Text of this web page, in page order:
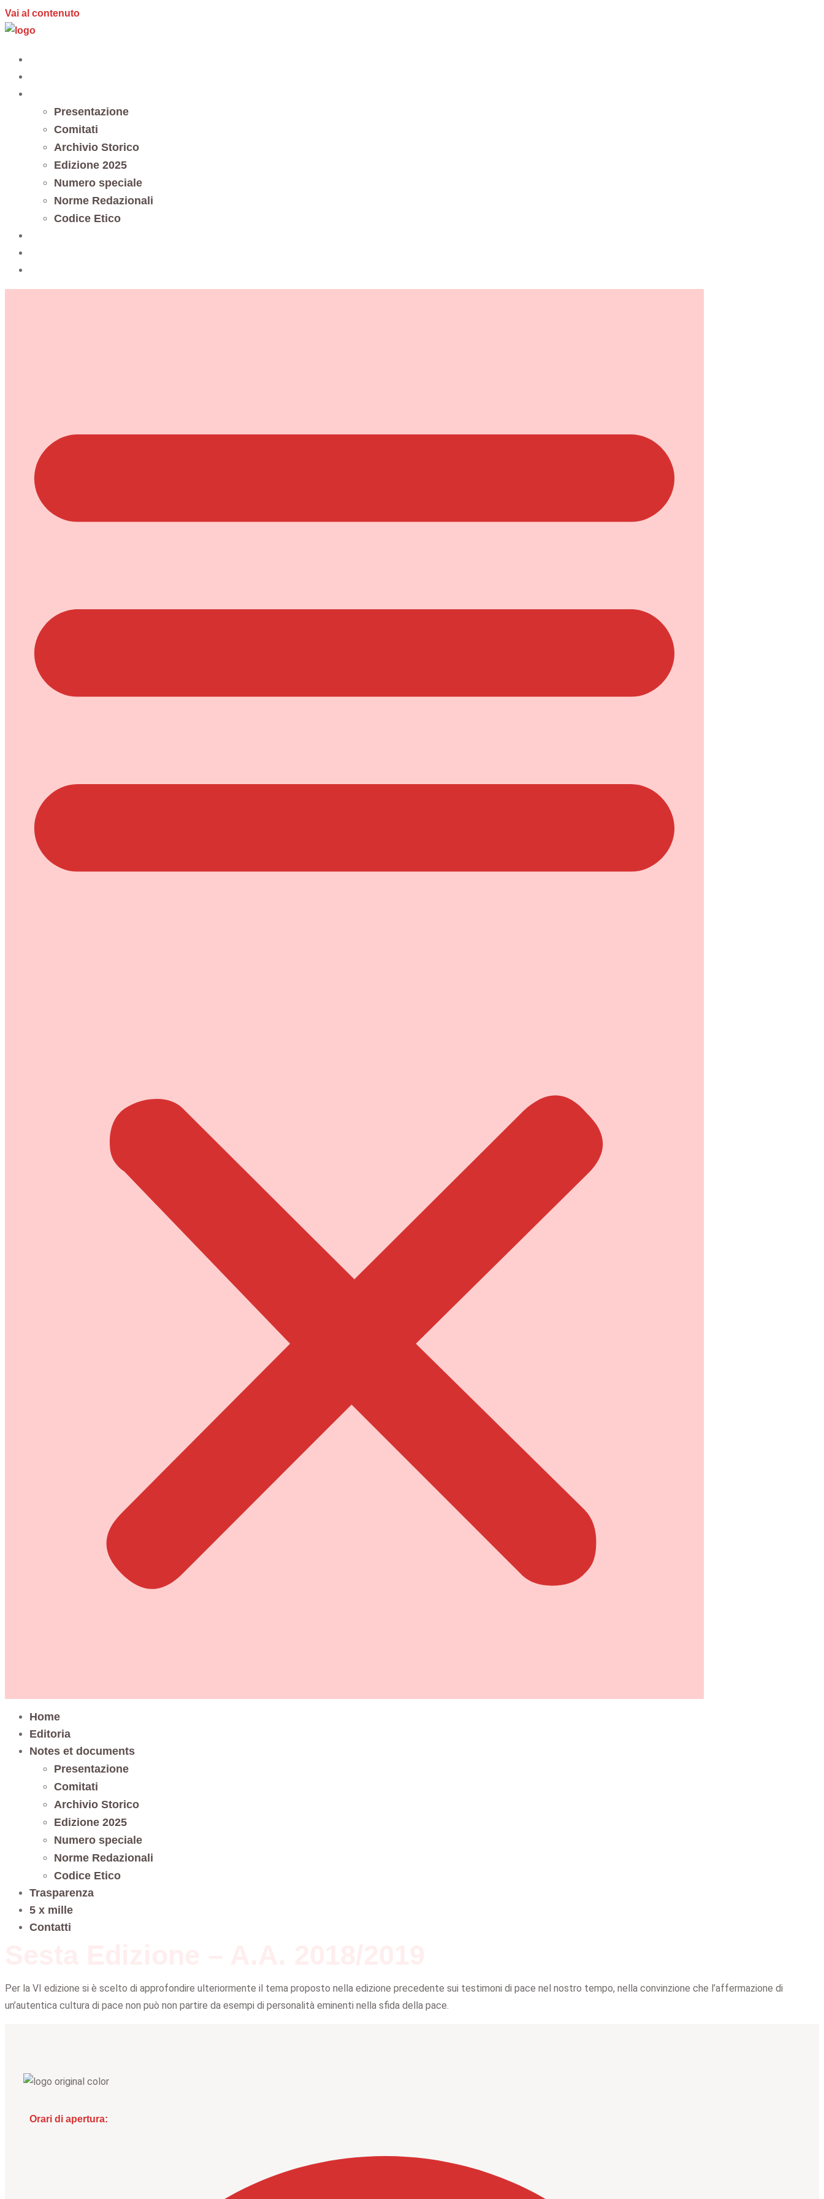
Vai al contenuto
Presentazione
Comitati
Archivio Storico
Edizione 2025
Numero speciale
Norme Redazionali
Codice Etico
Home
Editoria
Notes et documents
Presentazione
Comitati
Archivio Storico
Edizione 2025
Numero speciale
Norme Redazionali
Codice Etico
Trasparenza
5 x mille
Contatti
Per la VI edizione si è scelto di approfondire ulteriormente il tema proposto nella edizione precedente sui testimoni di pace nel nostro tempo, nella convinzione che l’affermazione di
un’autentica cultura di pace non può non partire da esempi di personalità eminenti nella sfida della pace.
Orari di apertura: